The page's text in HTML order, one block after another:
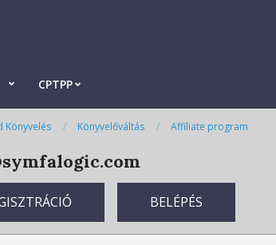
CPTPP
Könyvelés Könyvelőváltás Affiliate program
BELÉPÉS